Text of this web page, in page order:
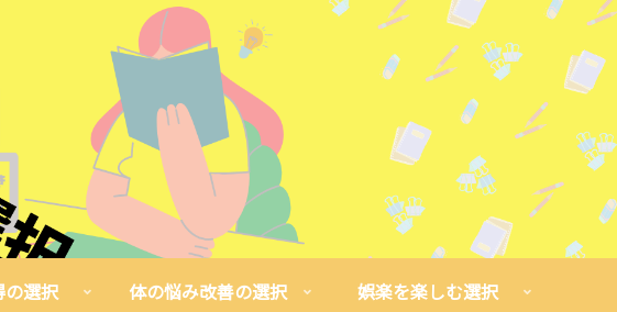
の選択 体の悩み改善の選択 娯楽を楽しむ選択